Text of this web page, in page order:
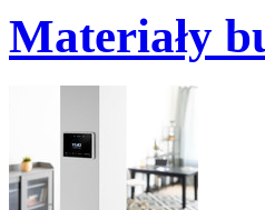
Materiały